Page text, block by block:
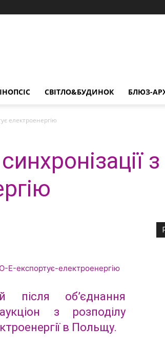
СВІТЛО&БУДИНОК БЛЮЗ-
електроенергію
об’єднання
з розподілу
в Польщу.